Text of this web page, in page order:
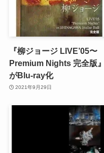
『柳ジョージ LIVE’05〜
Premium Nights 完全版』
がBlu-ray化
2021年9月29日